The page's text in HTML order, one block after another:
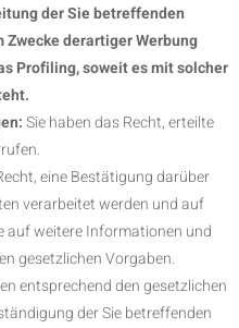
der Sie betreffenden
derartiger Werbung
Profiling, soweit es mit solcher
Sie haben das Recht, erteilte
eine Bestätigung darüber
verarbeitet werden und auf
auf weitere Informationen und
gesetzlichen Vorgaben.
entsprechend den gesetzlichen
der Sie betreffenden